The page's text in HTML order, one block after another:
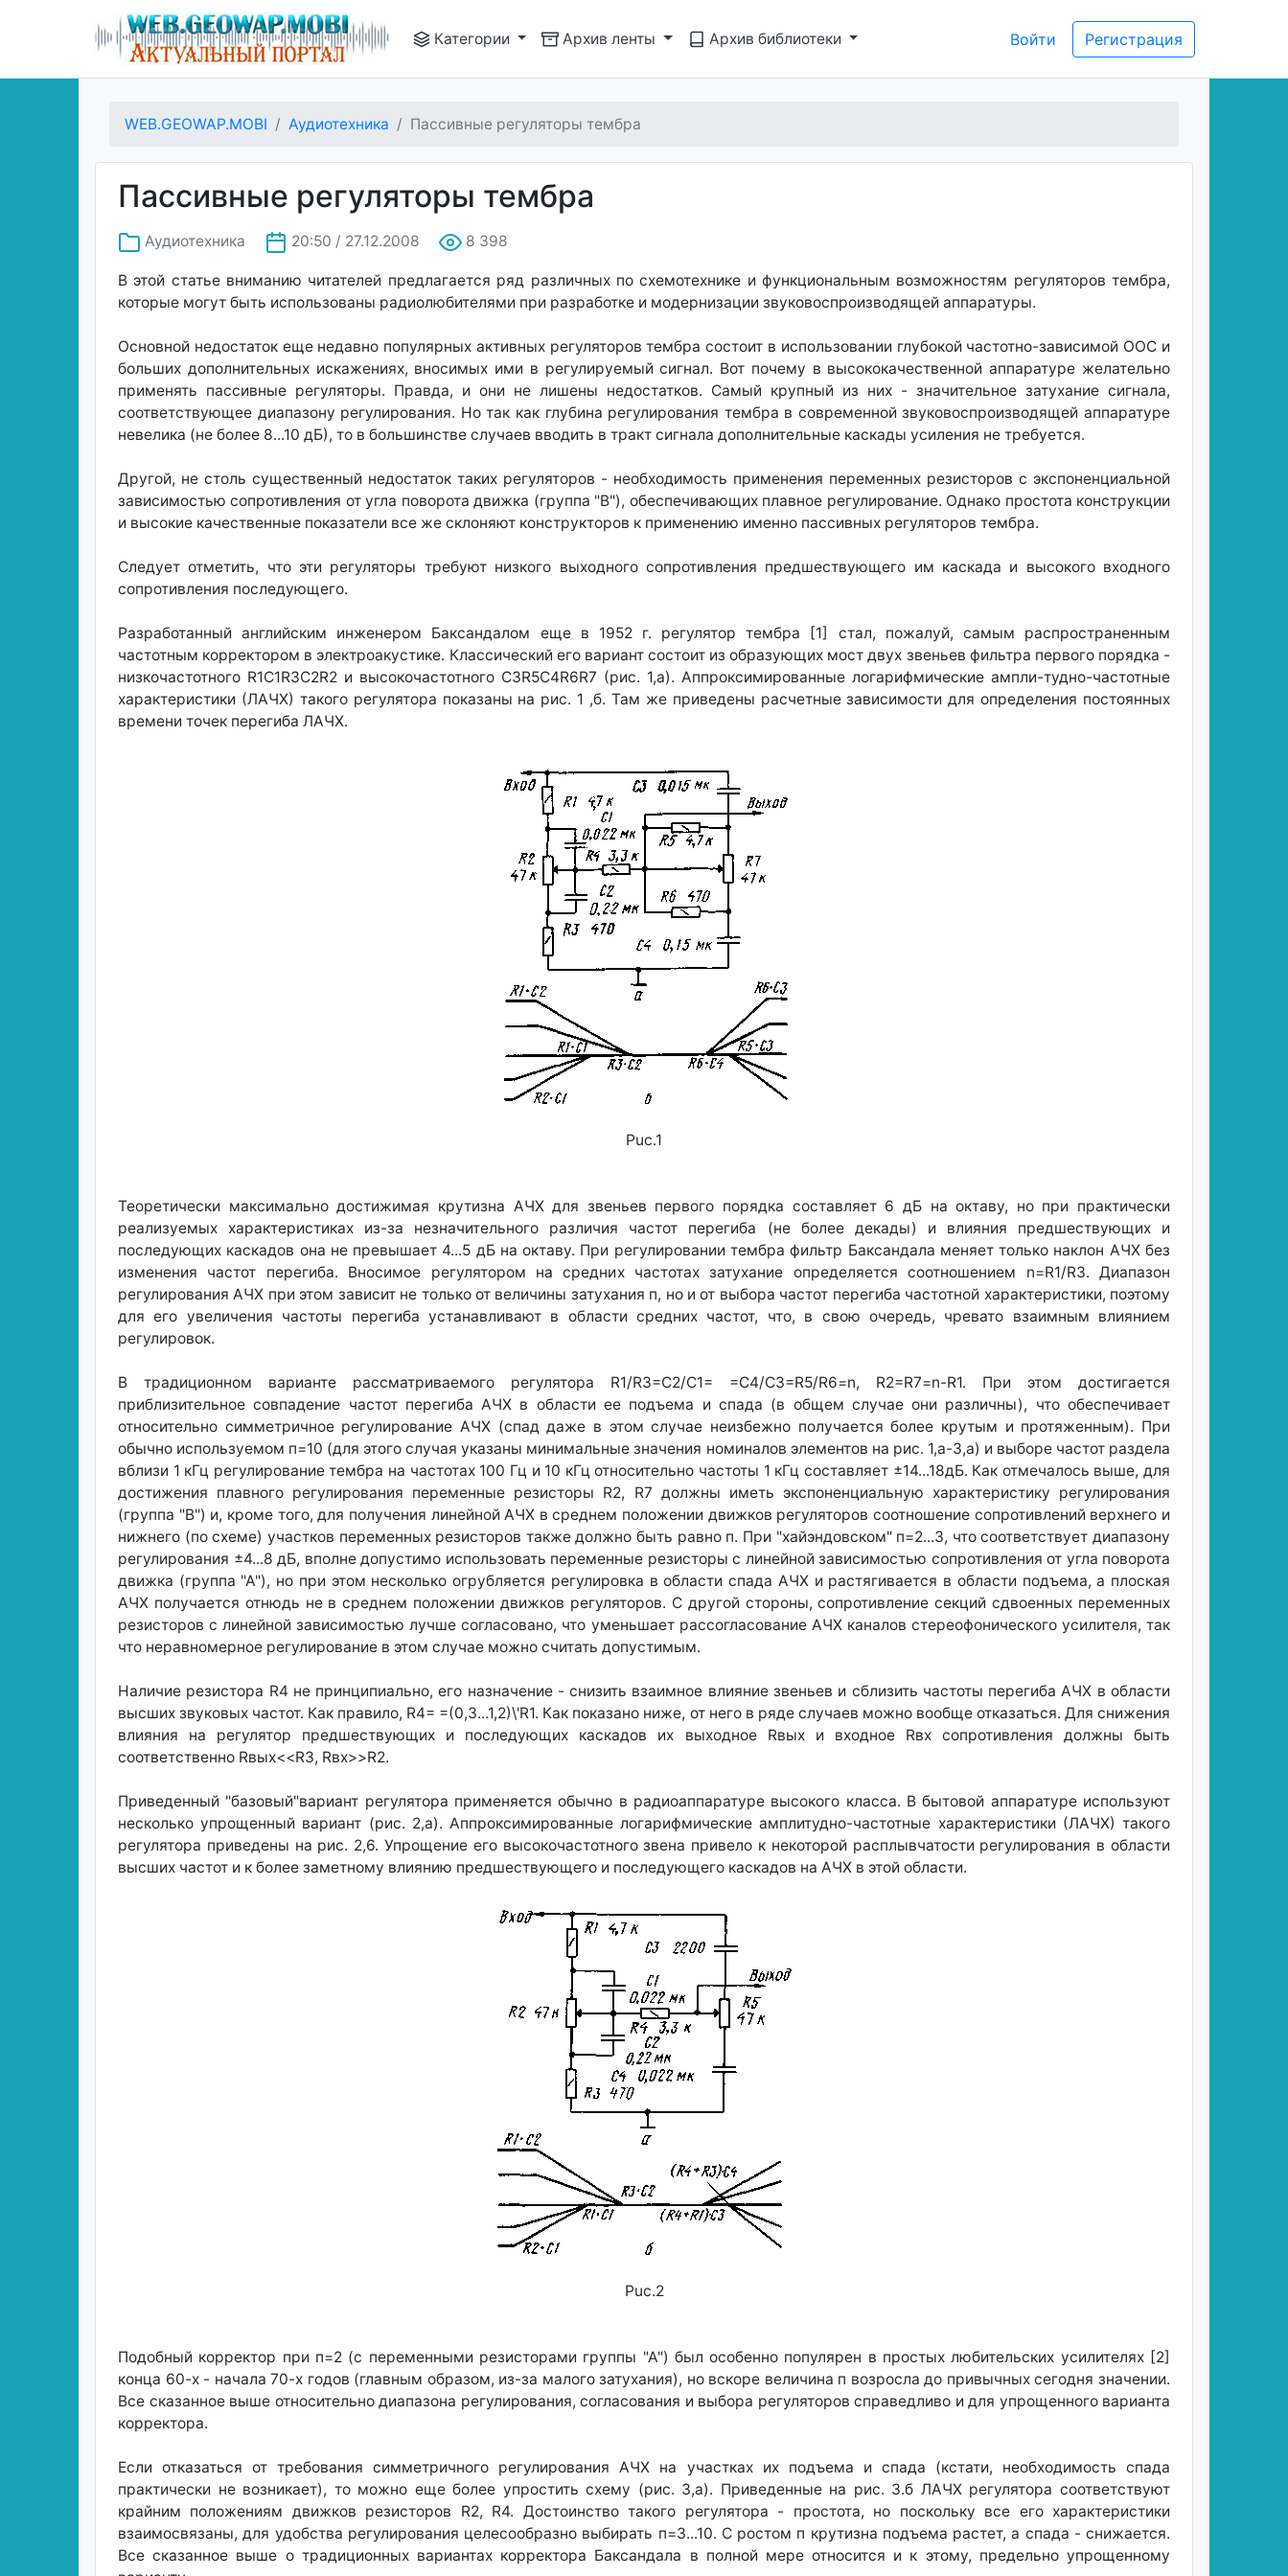
Категории Архив ленты Архив библиотеки Войти Регистрация
WEB.GEOWAP.MOBI Аудиотехника Пассивные регуляторы тембра
Пассивные регуляторы тембра
Аудиотехника 20:50 / 27.12.2008 8 398
В этой статье вниманию читателей предлагается ряд различных по схемотехнике и функциональным возможностям регуляторов тембра,
которые могут быть использованы радиолюбителями при разработке и модернизации звуковоспроизводящей аппаратуры.
Основной недостаток еще недавно популярных активных регуляторов тембра состоит в использовании глубокой частотно-зависимой ООС и
больших дополнительных искажениях, вносимых ими в регулируемый сигнал. Вот почему в высококачественной аппаратуре желательно
применять пассивные регуляторы. Правда, и они не лишены недостатков. Самый крупный из них - значительное затухание сигнала,
соответствующее диапазону регулирования. Но так как глубина регулирования тембра в современной звуковоспроизводящей аппаратуре
невелика (не более 8...10 дБ), то в большинстве случаев вводить в тракт сигнала дополнительные каскады усиления не требуется.
Другой, не столь существенный недостаток таких регуляторов - необходимость применения переменных резисторов с экспоненциальной
зависимостью сопротивления от угла поворота движка (группа "В"), обеспечивающих плавное регулирование. Однако простота конструкции
и высокие качественные показатели все же склоняют конструкторов к применению именно пассивных регуляторов тембра.
Следует отметить, что эти регуляторы требуют низкого выходного сопротивления предшествующего им каскада и высокого входного
сопротивления последующего.
Разработанный английским инженером Баксандалом еще в 1952 г. регулятор тембра [1] стал, пожалуй, самым распространенным
частотным корректором в электроакустике. Классический его вариант состоит из образующих мост двух звеньев фильтра первого порядка -
низкочастотного R1C1R3C2R2 и высокочастотного C3R5C4R6R7 (рис. 1,а). Аппроксимированные логарифмические ампли-тудно-частотные
характеристики (ЛАЧХ) такого регулятора показаны на рис. 1 ,б. Там же приведены расчетные зависимости для определения постоянных
времени точек перегиба ЛАЧХ.
Puc.1
Теоретически максимально достижимая крутизна АЧХ для звеньев первого порядка составляет 6 дБ на октаву, но при практически
реализуемых характеристиках из-за незначительного различия частот перегиба (не более декады) и влияния предшествующих и
последующих каскадов она не превышает 4...5 дБ на октаву. При регулировании тембра фильтр Баксандала меняет только наклон АЧХ без
изменения частот перегиба. Вносимое регулятором на средних частотах затухание определяется соотношением n=R1/R3. Диапазон
регулирования АЧХ при этом зависит не только от величины затухания п, но и от выбора частот перегиба частотной характеристики, поэтому
для его увеличения частоты перегиба устанавливают в области средних частот, что, в свою очередь, чревато взаимным влиянием
регулировок.
В традиционном варианте рассматриваемого регулятора R1/R3=C2/C1= =C4/C3=R5/R6=n, R2=R7=n-R1. При этом достигается
приблизительное совпадение частот перегиба АЧХ в области ее подъема и спада (в общем случае они различны), что обеспечивает
относительно симметричное регулирование АЧХ (спад даже в этом случае неизбежно получается более крутым и протяженным). При
обычно используемом п=10 (для этого случая указаны минимальные значения номиналов элементов на рис. 1,а-3,а) и выборе частот раздела
вблизи 1 кГц регулирование тембра на частотах 100 Гц и 10 кГц относительно частоты 1 кГц составляет ±14...18дБ. Как отмечалось выше, для
достижения плавного регулирования переменные резисторы R2, R7 должны иметь экспоненциальную характеристику регулирования
(группа "В") и, кроме того, для получения линейной АЧХ в среднем положении движков регуляторов соотношение сопротивлений верхнего и
нижнего (по схеме) участков переменных резисторов также должно быть равно п. При "хайэндовском" п=2...3, что соответствует диапазону
регулирования ±4...8 дБ, вполне допустимо использовать переменные резисторы с линейной зависимостью сопротивления от угла поворота
движка (группа "А"), но при этом несколько огрубляется регулировка в области спада АЧХ и растягивается в области подъема, а плоская
АЧХ получается отнюдь не в среднем положении движков регуляторов. С другой стороны, сопротивление секций сдвоенных переменных
резисторов с линейной зависимостью лучше согласовано, что уменьшает рассогласование АЧХ каналов стереофонического усилителя, так
что неравномерное регулирование в этом случае можно считать допустимым.
Наличие резистора R4 не принципиально, его назначение - снизить взаимное влияние звеньев и сблизить частоты перегиба АЧХ в области
высших звуковых частот. Как правило, R4= =(0,3...1,2)\'R1. Как показано ниже, от него в ряде случаев можно вообще отказаться. Для снижения
влияния на регулятор предшествующих и последующих каскадов их выходное Rвых и входное Rвх сопротивления должны быть
соответственно Rвых<<R3, Rвх>>R2.
Приведенный "базовый"вариант регулятора применяется обычно в радиоаппаратуре высокого класса. В бытовой аппаратуре используют
несколько упрощенный вариант (рис. 2,а). Аппроксимированные логарифмические амплитудно-частотные характеристики (ЛАЧХ) такого
регулятора приведены на рис. 2,6. Упрощение его высокочастотного звена привело к некоторой расплывчатости регулирования в области
высших частот и к более заметному влиянию предшествующего и последующего каскадов на АЧХ в этой области.
Puc.2
Подобный корректор при п=2 (с переменными резисторами группы "А") был особенно популярен в простых любительских усилителях [2]
конца 60-х - начала 70-х годов (главным образом, из-за малого затухания), но вскоре величина п возросла до привычных сегодня значении.
Все сказанное выше относительно диапазона регулирования, согласования и выбора регуляторов справедливо и для упрощенного варианта
корректора.
Если отказаться от требования симметричного регулирования АЧХ на участках их подъема и спада (кстати, необходимость спада
практически не возникает), то можно еще более упростить схему (рис. 3,а). Приведенные на рис. З.б ЛАЧХ регулятора соответствуют
крайним положениям движков резисторов R2, R4. Достоинство такого регулятора - простота, но поскольку все его характеристики
взаимосвязаны, для удобства регулирования целесообразно выбирать п=3...10. С ростом п крутизна подъема растет, а спада - снижается.
Все сказанное выше о традиционных вариантах корректора Баксандала в полной мере относится и к этому, предельно упрощенному